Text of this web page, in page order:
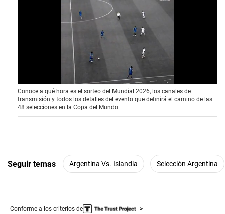
0
o
f
4
1
d
Conoce a qué hora es el sorteo del Mundial 2026, los canales de
transmisión y todos los detalles del evento que definirá el camino de las
48 selecciones en la Copa del Mundo.
Seguir temas Argentina Vs. Islandia Selección Argentina
Conforme a los criterios de